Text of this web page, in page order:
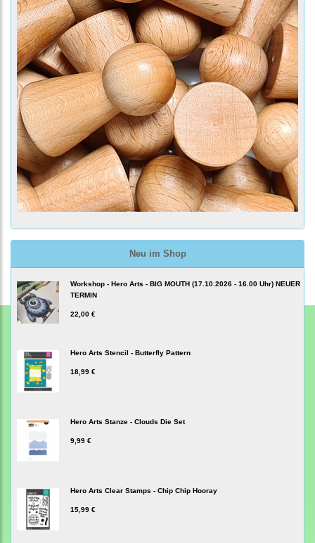
Neu im Shop
Workshop - Hero Arts - BIG MOUTH (17.10.2026 - 16.00 Uhr) NEUER
TERMIN
22,00 €
Hero Arts Stencil - Butterfly Pattern
18,99 €
Hero Arts Stanze - Clouds Die Set
9,99 €
Hero Arts Clear Stamps - Chip Chip Hooray
15,99 €